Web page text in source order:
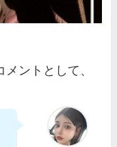
ントとして、